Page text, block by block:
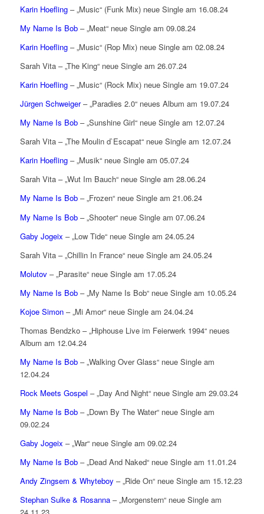
Karin Hoefling– „Music“ (Funk Mix) neue Single am 16.08.24
My Name Is Bob– „Meat“ neue Single am 09.08.24
Karin Hoefling– „Music“ (Rop Mix) neue Single am 02.08.24
Sarah Vita – „The King“ neue Single am 26.07.24
Karin Hoefling– „Music“ (Rock Mix) neue Single am 19.07.24
Jürgen Schweiger– „Paradies 2.0“ neues Album am 19.07.24
My Name Is Bob– „Sunshine Girl“ neue Single am 12.07.24
Sarah Vita – „The Moulin d`Escapat“ neue Single am 12.07.24
Karin Hoefling– „Musik“ neue Single am 05.07.24
Sarah Vita – „Wut Im Bauch“ neue Single am 28.06.24
My Name Is Bob– „Frozen“ neue Single am 21.06.24
My Name Is Bob– „Shooter“ neue Single am 07.06.24
Gaby Jogeix – „Low Tide“ neue Single am 24.05.24
Sarah Vita – „Chillin In France“ neue Single am 24.05.24
Molutov– „Parasite“ neue Single am 17.05.24
My Name Is Bob– „My Name Is Bob“ neue Single am 10.05.24
Kojoe Simon– „Mi Amor“ neue Single am 24.04.24
Thomas Bendzko – „Hiphouse Live im Feierwerk 1994“ neues
Album am 12.04.24
My Name Is Bob– „Walking Over Glass“ neue Single am
12.04.24
Rock Meets Gospel – „Day And Night“ neue Single am 29.03.24
My Name Is Bob– „Down By The Water“ neue Single am
09.02.24
Gaby Jogeix – „War“ neue Single am 09.02.24
My Name Is Bob– „Dead And Naked“ neue Single am 11.01.24
Andy Zingsem & Whyteboy – „Ride On“ neue Single am 15.12.23
Stephan Sulke & Rosanna– „Morgenstern“ neue Single am